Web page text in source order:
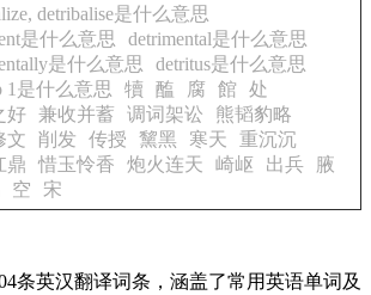
detribalise是什么意思
是什么意思
detrimental是什么意思
是什么意思
detritus是什么意思
1是什么意思
犢 醢 腐 館
处
好 兼收并蓄 调词架讼
熊韬豹略
文
削发 传授 黧黑 寒天
重沉沉
鼎
惜玉怜香 炮火连天 崎岖 出兵
腋
空 宋
条英汉翻译词条，涵盖了常用英语单词及